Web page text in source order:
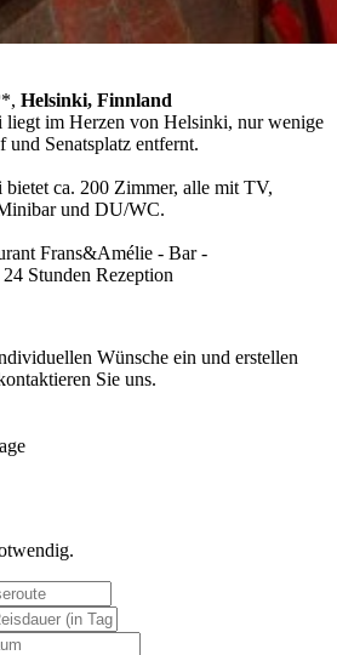
*, Helsinki, Finnland
im Herzen von Helsinki, nur wenige
Senatsplatz entfernt.
ca. 200 Zimmer, alle mit TV,
und DU/WC.
Frans&Amélie - Bar -
Stunden Rezeption
Wünsche ein und erstellen
Sie uns.